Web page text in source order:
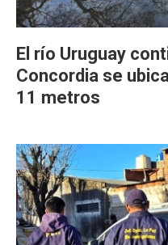
El río Uruguay
Concordia se
11 metros